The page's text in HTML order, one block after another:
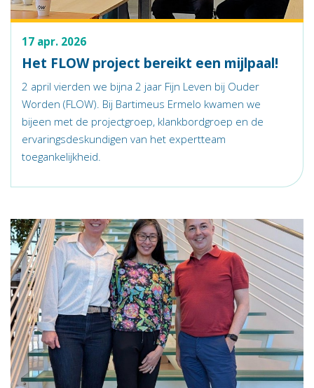
17 apr. 2026
Het FLOW project bereikt een mijlpaal!
2 april vierden we bijna 2 jaar Fijn Leven bij Ouder
Worden (FLOW). Bij Bartimeus Ermelo kwamen we
bijeen met de projectgroep, klankbordgroep en de
ervaringsdeskundigen van het expertteam
toegankelijkheid.